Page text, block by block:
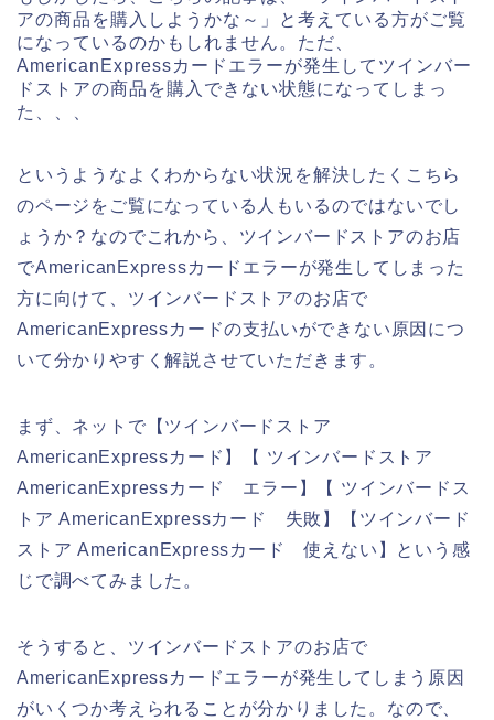
アの商品を購入しようかな～」と考えている方がご覧
になっているのかもしれません。ただ、
AmericanExpressカードエラーが発生してツインバー
ドストアの商品を購入できない状態になってしまっ
た、、、
というようなよくわからない状況を解決したくこちら
のページをご覧になっている人もいるのではないでし
ょうか？なのでこれから、ツインバードストアのお店
でAmericanExpressカードエラーが発生してしまった
方に向けて、ツインバードストアのお店で
AmericanExpressカードの支払いができない原因につ
いて分かりやすく解説させていただきます。
まず、ネットで【ツインバードストア
AmericanExpressカード】【 ツインバードストア
AmericanExpressカード エラー】【 ツインバードス
トア AmericanExpressカード 失敗】【ツインバード
ストア AmericanExpressカード 使えない】という感
じで調べてみました。
そうすると、ツインバードストアのお店で
AmericanExpressカードエラーが発生してしまう原因
がいくつか考えられることが分かりました。なので、